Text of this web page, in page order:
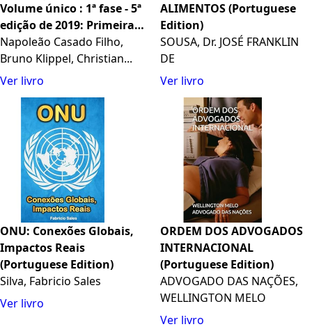
Volume único : 1ª fase - 5ª
edição de 2019: Primeira
Fase
Napoleão Casado Filho,
Bruno Klippel, Christian...
Ver livro
ALIMENTOS (Portuguese
Edition)
SOUSA, Dr. JOSÉ FRANKLIN
DE
Ver livro
ONU: Conexões Globais,
Impactos Reais
(Portuguese Edition)
Silva, Fabricio Sales
Ver livro
ORDEM DOS ADVOGADOS
INTERNACIONAL
(Portuguese Edition)
ADVOGADO DAS NAÇÕES,
WELLINGTON MELO
Ver livro